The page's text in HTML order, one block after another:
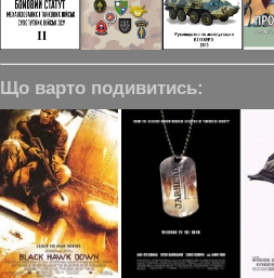
Що варто подивитись: